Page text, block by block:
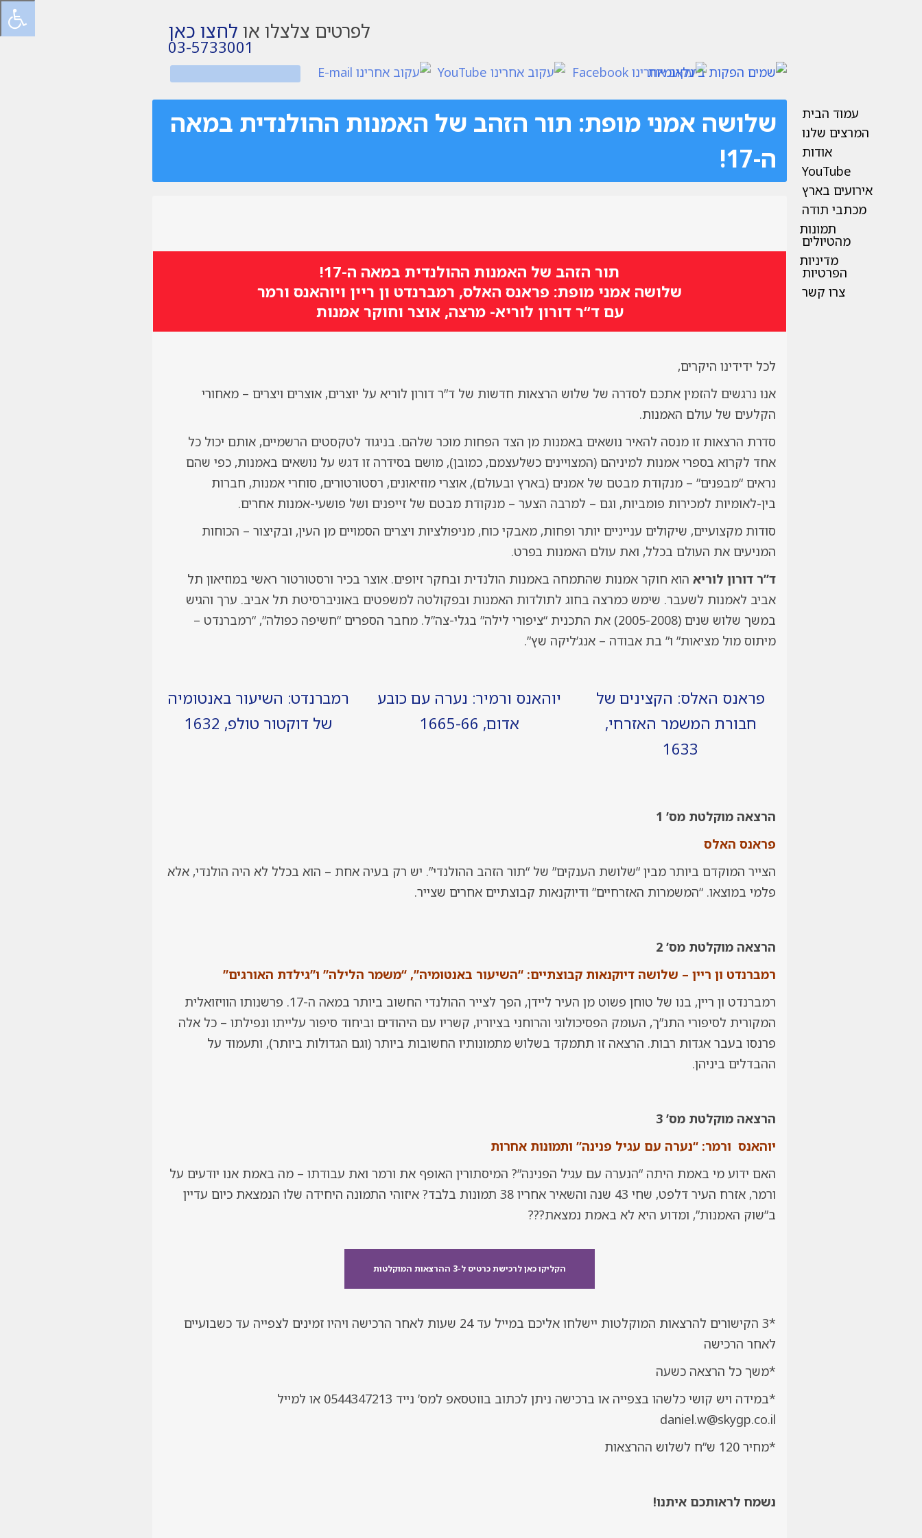
לפרטים צלצלו או לחצו כאן
03-5733001
עמוד הבית
המרצים שלנו
אודות
YouTube
אירועים בארץ
מכתבי תודה
תמונות
מהטיולים
מדיניות
הפרטיות
צרו קשר
שלושה אמני מופת: תור הזהב של האמנות ההולנדית במאה
ה-17!
תור הזהב של האמנות ההולנדית במאה ה-17!
שלושה אמני מופת: פראנס האלס, רמברנדט ון ריין ויוהאנס ורמר
עם ד“ר דורון לוריא- מרצה, אוצר וחוקר אמנות
לכל ידידינו היקרים,
אנו נרגשים להזמין אתכם לסדרה של שלוש הרצאות חדשות של ד”ר דורון לוריא על יוצרים, אוצרים ויצרים – מאחורי
הקלעים של עולם האמנות.
סדרת הרצאות זו מנסה להאיר נושאים באמנות מן הצד הפחות מוכר שלהם. בניגוד לטקסטים הרשמיים, אותם יכול כל
אחד לקרוא בספרי אמנות למיניהם (המצויינים כשלעצמם, כמובן), מושם בסידרה זו דגש על נושאים באמנות, כפי שהם
נראים “מבפנים” – מנקודת מבטם של אמנים (בארץ ובעולם), אוצרי מוזיאונים, רסטורטורים, סוחרי אמנות, חברות
בין-לאומיות למכירות פומביות, וגם – למרבה הצער – מנקודת מבטם של זייפנים ושל פושעי-אמנות אחרים.
סודות מקצועיים, שיקולים ענייניים יותר ופחות, מאבקי כוח, מניפולציות ויצרים הסמויים מן העין, ובקיצור – הכוחות
המניעים את העולם בכלל, ואת עולם האמנות בפרט.
ד”ר דורון לוריא הוא חוקר אמנות שהתמחה באמנות הולנדית ובחקר זיופים. אוצר בכיר ורסטורטור ראשי במוזיאון תל
אביב לאמנות לשעבר. שימש כמרצה בחוג לתולדות האמנות ובפקולטה למשפטים באוניברסיטת תל אביב. ערך והגיש
במשך שלוש שנים (2005-2008) את התכנית “ציפורי לילה” בגלי-צה”ל. מחבר הספרים “חשיפה כפולה”, “רמברנדט –
מיתוס מול מציאות” ו” בת אבודה – אנג’ליקה שץ”.
רמברנדט: השיעור באנטומיה
של דוקטור טולפ, 1632
יוהאנס ורמיר: נערה עם כובע
אדום, 1665-66
פראנס האלס: הקצינים של
חבורת המשמר האזרחי,
1633
הרצאה מוקלטת מס’ 1
פראנס האלס
הצייר המוקדם ביותר מבין “שלושת הענקים” של “תור הזהב ההולנדי”. יש רק בעיה אחת – הוא בכלל לא היה הולנדי, אלא
פלמי במוצאו. “המשמרות האזרחיים” ודיוקנאות קבוצתיים אחרים שצייר.
הרצאה מוקלטת מס’ 2
רמברנדט ון ריין – שלושה דיוקנאות קבוצתיים: “השיעור באנטומיה”, “משמר הלילה” ו”גילדת האורגים”
רמברנדט ון ריין, בנו של טוחן פשוט מן העיר ליידן, הפך לצייר ההולנדי החשוב ביותר במאה ה-17. פרשנותו הוויזואלית
המקורית לסיפורי התנ”ך, העומק הפסיכולוגי והרוחני בציוריו, קשריו עם היהודים וביחוד סיפור עלייתו ונפילתו – כל אלה
פרנסו בעבר אגדות רבות. הרצאה זו תתמקד בשלוש מתמונותיו החשובות ביותר (וגם הגדולות ביותר), ותעמוד על
ההבדלים ביניהן.
הרצאה מוקלטת מס’ 3
יוהאנס ורמר: “נערה עם עגיל פנינה” ותמונות אחרות
האם ידוע מי באמת היתה “הנערה עם עגיל הפנינה”? המיסתורין האופף את ורמר ואת עבודתו – מה באמת אנו יודעים על
ורמר, אזרח העיר דלפט, שחי 43 שנה והשאיר אחריו 38 תמונות בלבד? איזוהי התמונה היחידה שלו הנמצאת כיום עדיין
ב”שוק האמנות”, ומדוע היא לא באמת נמצאת???
הקליקו כאן לרכישת כרטיס ל-3 ההרצאות המוקלטות
*3 הקישורים להרצאות המוקלטות יישלחו אליכם במייל עד 24 שעות לאחר הרכישה ויהיו זמינים לצפייה עד כשבועיים
לאחר הרכישה
*משך כל הרצאה כשעה
*במידה ויש קושי כלשהו בצפייה או ברכישה ניתן לכתוב בווטסאפ למס’ נייד 0544347213 או למייל
daniel.w@skygp.co.il
*מחיר 120 ש”ח לשלוש ההרצאות
נשמח לראותכם איתנו!